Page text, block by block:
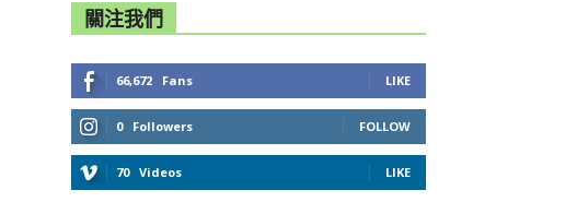
關注我們
66,672 Fans LIKE
0 Followers FOLLOW
70 Videos LIKE